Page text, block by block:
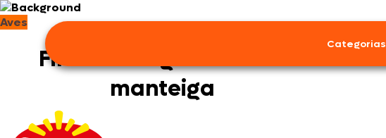
Categorias
Aves
Filé com cogumelos na
manteiga